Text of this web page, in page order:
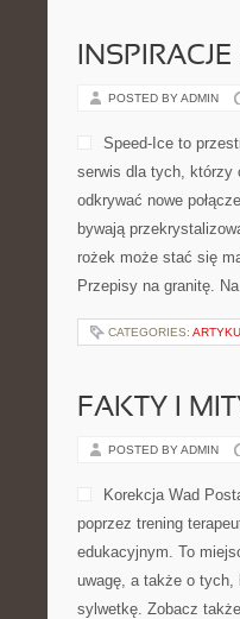
POSTED BY ADMIN
Speed-Ice to
serwis dla tych, którzy
odkrywać nowe
bywają
rożek może stać się
Przepisy na granitę.
CATEGORIES:
FAKTY I
POSTED BY ADMIN
Korekcja Wad
poprzez trening
edukacyjnym. To
uwagę, a także o tych,
sylwetkę. Zobacz